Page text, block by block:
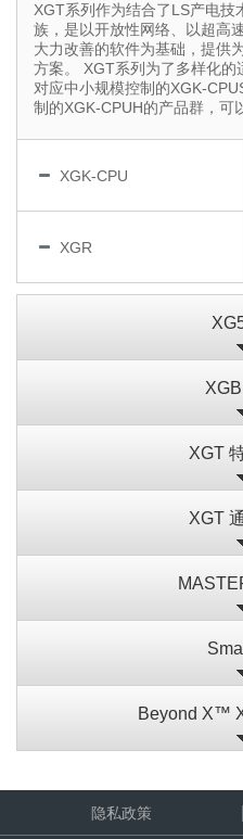
XGT系列作为结合了LS产电技
族，是以开放性网络、以超高
大力改善的软件为基础，提供
方案。 XGT系列为了多样化的
对应中小规模控制的XGK-
制的XGK-CPUH的产品群，可
XGK-CPU
XGR
XGT
XGT
Beyond X™
隐私政策